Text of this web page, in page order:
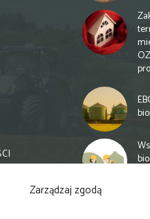
Zarządzaj zgodą